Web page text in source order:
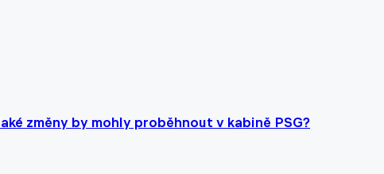
změny by mohly proběhnout v kabině PSG?